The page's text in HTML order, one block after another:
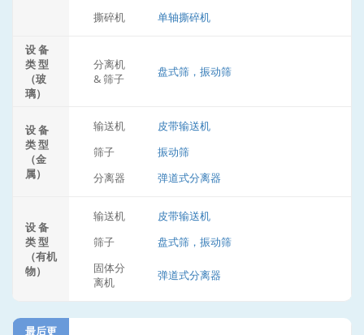
撕碎机
单轴撕碎机
设 备
类 型
（玻
璃）
分离机
& 筛子
盘式筛，振动筛
设 备
类 型
（金
属）
输送机
皮带输送机
筛子
振动筛
分离器
弹道式分离器
设 备
类 型
（有机
物）
输送机
皮带输送机
筛子
盘式筛，振动筛
固体分
离机
弹道式分离器
最后更